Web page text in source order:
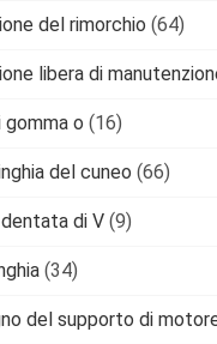
del rimorchio (64)
libera di
gomma o (16)
del cuneo (66)
di V (9)
(34)
del supporto di